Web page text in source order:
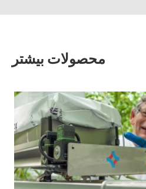
محصولات بیشتر